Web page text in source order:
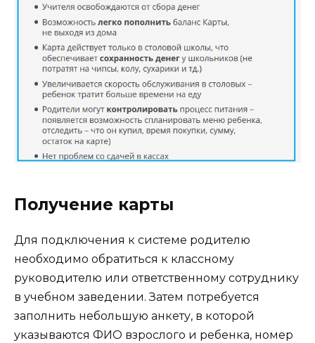
Получение карты
Для подключения к системе родителю
необходимо обратиться к классному
руководителю или ответственному сотруднику
в учебном заведении. Затем потребуется
заполнить небольшую анкету, в которой
указываются ФИО взрослого и ребенка, номер